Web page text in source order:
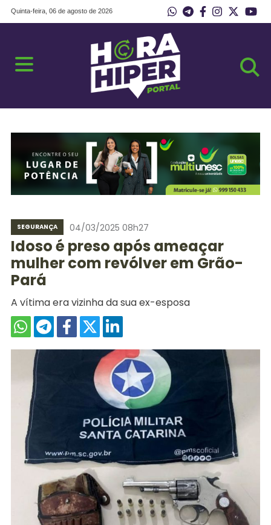
Quinta-feira, 06 de agosto de 2026
SEGURANÇA 04/03/2025 08h27
Idoso é preso após ameaçar
mulher com revólver em Grão-
Pará
A vítima era vizinha da sua ex-esposa